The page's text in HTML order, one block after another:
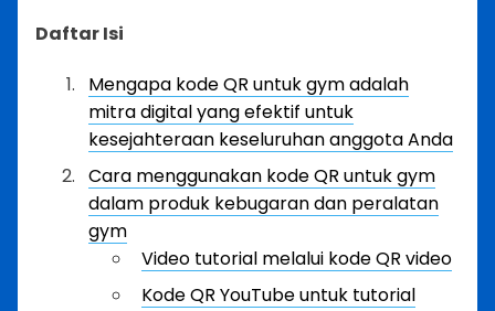
Daftar Isi
Mengapa kode QR untuk gym adalah
mitra digital yang efektif untuk
kesejahteraan keseluruhan anggota Anda
Cara menggunakan kode QR untuk gym
dalam produk kebugaran dan peralatan
gym
Video tutorial melalui kode QR video
Kode QR YouTube untuk tutorial